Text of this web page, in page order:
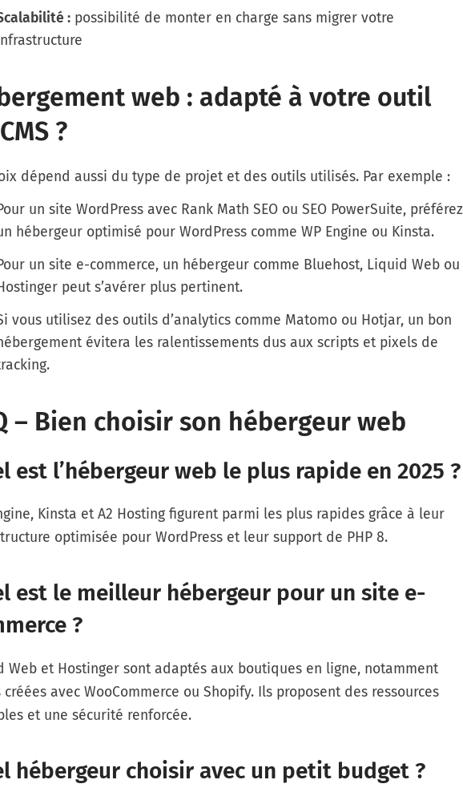
: possibilité de monter en charge sans migrer votre
web : adapté à votre outil
?
dépend aussi du type de projet et des outils utilisés. Par exemple :
un site WordPress avec Rank Math SEO ou SEO PowerSuite, préférez
hébergeur optimisé pour WordPress comme WP Engine ou Kinsta.
un site e-commerce, un hébergeur comme Bluehost, Liquid Web ou
peut s’avérer plus pertinent.
vous utilisez des outils d’analytics comme Matomo ou Hotjar, un bon
évitera les ralentissements dus aux scripts et pixels de
– Bien choisir son hébergeur web
est l’hébergeur web le plus rapide en 2025 ?
Kinsta et A2 Hosting figurent parmi les plus rapides grâce à leur
optimisée pour WordPress et leur support de PHP 8.
est le meilleur hébergeur pour un site e-
?
Web et Hostinger sont adaptés aux boutiques en ligne, notamment
créées avec WooCommerce ou Shopify. Ils proposent des ressources
et une sécurité renforcée.
hébergeur choisir avec un petit budget ?